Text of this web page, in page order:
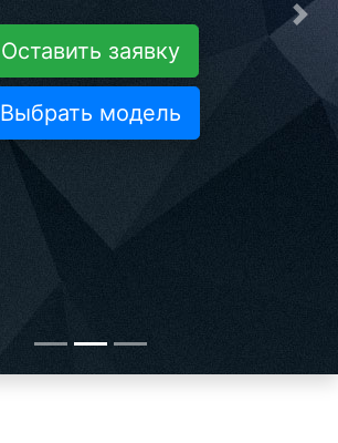
Оставить заявку
Выбрать модель